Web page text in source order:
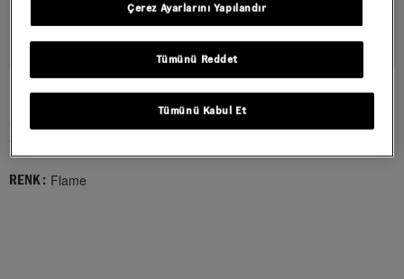
RETRO SPEED TİŞÖRT
Style : VN000TBCFLM1
749,50 TL
RENK : Flame
Tümünü Reddet
Tümünü Kabul Et
Çerez Ayarlarını Yapılandır